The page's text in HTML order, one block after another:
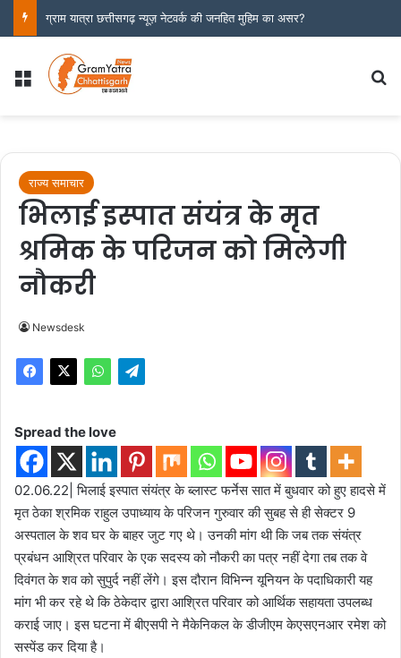
ग्राम यात्रा छत्तीसगढ़ न्यूज़ नेटवर्क की जनहित मुहिम का असर?
Menu
राज्य समाचार
भिलाई इस्पात संयंत्र के मृत
श्रमिक के परिजन को मिलेगी
नौकरी
Newsdesk
Spread the love
02.06.22| भिलाई इस्पात संयंत्र के ब्लास्ट फर्नेस सात में बुधवार को हुए हादसे में
मृत ठेका श्रमिक राहुल उपाध्याय के परिजन गुरुवार की सुबह से ही सेक्टर 9
अस्पताल के शव घर के बाहर जुट गए थे। उनकी मांग थी कि जब तक संयंत्र
प्रबंधन आश्रित परिवार के एक सदस्य को नौकरी का पत्र नहीं देगा तब तक वे
दिवंगत के शव को सुपुर्द नहीं लेंगे। इस दौरान विभिन्न यूनियन के पदाधिकारी यह
मांग भी कर रहे थे कि ठेकेदार द्वारा आश्रित परिवार को आर्थिक सहायता उपलब्ध
कराई जाए। इस घटना में बीएसपी ने मैकेनिकल के डीजीएम केएसएनआर रमेश को
सस्पेंड कर दिया है।